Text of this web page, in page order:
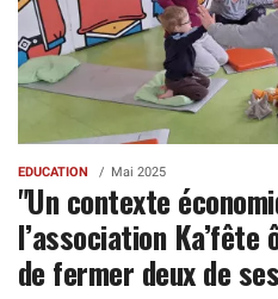
EDUCATION Mai 2025
"Un contexte
l’association
de fermer deux de